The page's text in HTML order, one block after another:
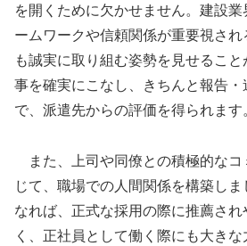
を開くために欠かせません。建設
ームワークや信頼関係が重要視さ
も誠実に取り組む姿勢を見せるこ
事を確実にこなし、きちんと報告・
で、派遣先からの評価を得られます
また、上司や同僚との積極的なコ
じて、職場での人間関係を構築し
なれば、正式な採用の際に推薦さ
く、正社員として働く際にも大きな